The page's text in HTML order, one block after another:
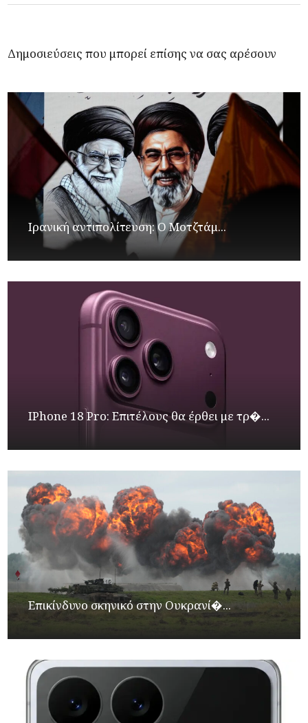
Δημοσιεύσεις που μπορεί επίσης να σας αρέσουν
Ιρανική αντιπολίτευση: Ο Μοτζτάμ...
IPhone 18 Pro: Επιτέλους θα έρθει με τρ�...
Επικίνδυνο σκηνικό στην Ουκρανί�...